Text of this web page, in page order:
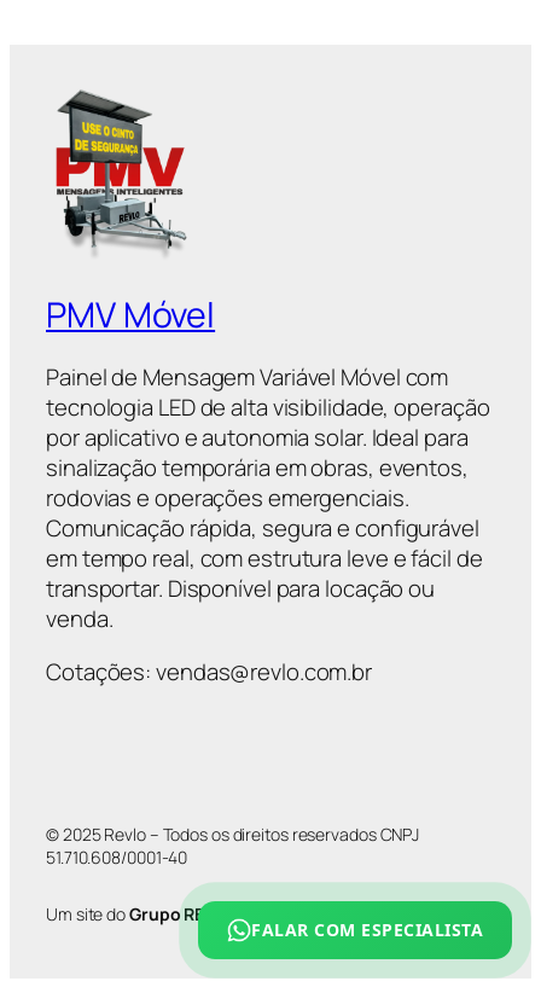
PMV Móvel
Painel de Mensagem Variável Móvel com
tecnologia LED de alta visibilidade, operação
por aplicativo e autonomia solar. Ideal para
sinalização temporária em obras, eventos,
rodovias e operações emergenciais.
Comunicação rápida, segura e configurável
em tempo real, com estrutura leve e fácil de
transportar. Disponível para locação ou
venda.
Cotações: vendas@revlo.com.br
© 2025 Revlo – Todos os direitos reservados CNPJ
51.710.608/0001-40
Um site doGrupo REVLO
FALAR COM ESPECIALISTA